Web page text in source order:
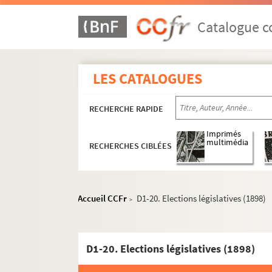
Catalogue
LES CATALOGUES
RECHERCHE RAPIDE
RECHERCHES CIBLÉES
Imprimés
multimédia
Accueil CCFr > D1-20. Elections législatives (1898)
D1-20. Elections législatives (1898)
D1-1. Sans titre
D1-2. Sans titre
D1-3. Sans titre